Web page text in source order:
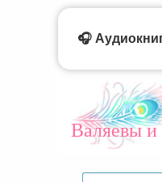
Валяевы
🎧